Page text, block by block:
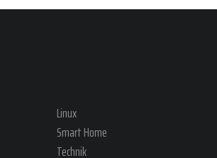
Linux
Smart Home
Technik